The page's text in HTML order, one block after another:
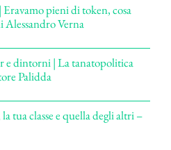
pieni di token, cosa
Alessandro Verna
e dintorni | La tanatopolitica
Palidda
tua classe e quella degli altri –